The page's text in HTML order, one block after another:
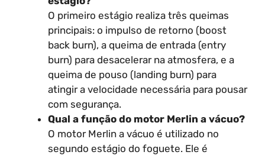
O primeiro estágio realiza três queimas
principais: o impulso de retorno (boost
back burn), a queima de entrada (entry
burn) para desacelerar na atmosfera, e a
queima de pouso (landing burn) para
atingir a velocidade necessária para pousar
com segurança.
Qual a função do motor Merlin a vácuo?
O motor Merlin a vácuo é utilizado no
segundo estágio do foguete. Ele é